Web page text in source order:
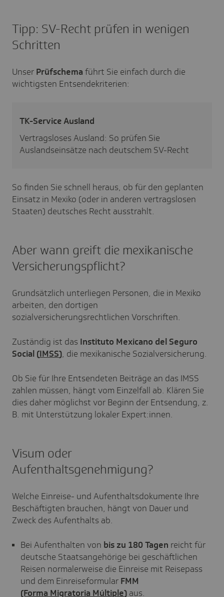
Tipp: SV-Recht prüfen in wenigen
Schritten
Unser Prüfschema führt Sie einfach durch die
wichtigsten Entsendekriterien:
TK-Service Ausland
Vertragsloses Ausland: So prüfen Sie
Auslandseinsätze nach deutschem SV-Recht
So finden Sie schnell heraus, ob für den geplanten
Einsatz in Mexiko (oder in anderen vertragslosen
Staaten) deutsches Recht ausstrahlt.
Aber wann greift die mexikanische
Versicherungspflicht?
Grundsätzlich unterliegen Personen, die in Mexiko
arbeiten, den dortigen
sozialversicherungsrechtlichen Vorschriften.
Zuständig ist das Instituto Mexicano del Seguro
Social (IMSS), die mexikanische Sozialversicherung.
Ob Sie für Ihre Entsendeten Beiträge an das IMSS
zahlen müssen, hängt vom Einzelfall ab. Klären Sie
dies daher möglichst vor Beginn der Entsendung, z.
B. mit Unterstützung lokaler Expert:innen.
Visum oder
Aufenthaltsgenehmigung?
Welche Einreise- und Aufenthaltsdokumente Ihre
Beschäftigten brauchen, hängt von Dauer und
Zweck des Aufenthalts ab.
Bei Aufenthalten von bis zu 180 Tagen reicht für
deutsche Staatsangehörige bei geschäftlichen
Reisen normalerweise die Einreise mit Reisepass
und dem Einreiseformular FMM
(Forma Migratoria Múltiple) aus.